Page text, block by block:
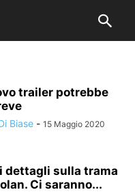
trailer potrebbe
Biase - 15 Maggio 2020
dettagli sulla trama
Ci saranno...